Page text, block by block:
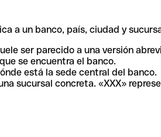
a un banco, país, ciudad y
ser parecido a una versión
se encuentra el banco.
está la sede central del banco.
sucursal concreta. «XXX»